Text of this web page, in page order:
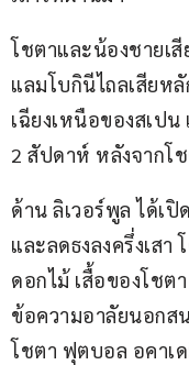
โชตาและน้องชายเ
แลมโบกินีไถลเสียห
เฉียงเหนือของสเป
2 สัปดาห์ หลังจากโ
ด้าน ลิเวอร์พูล ได้เ
และลดธงลงครึ่งเส
ดอกไม้ เสื้อของโชต
ข้อความอาลัยนอกส
โชตา ฟุตบอล อคาเ